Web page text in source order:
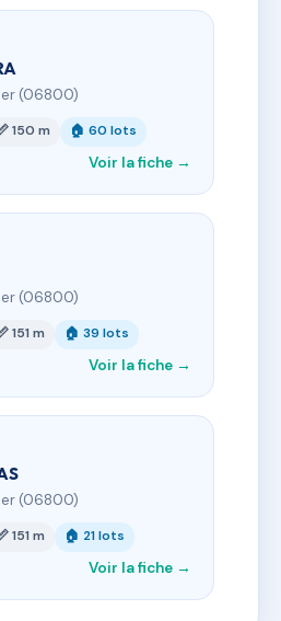
(06800)
150 m 🏠 60 lots
Voir la fiche →
(06800)
151 m 🏠 39 lots
Voir la fiche →
(06800)
151 m 🏠 21 lots
Voir la fiche →